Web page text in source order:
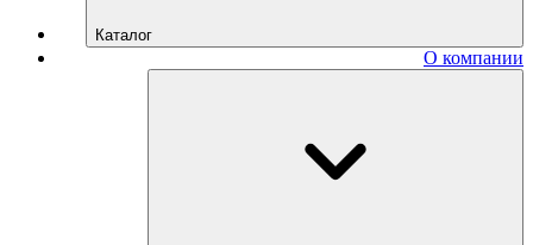
Каталог
О компании